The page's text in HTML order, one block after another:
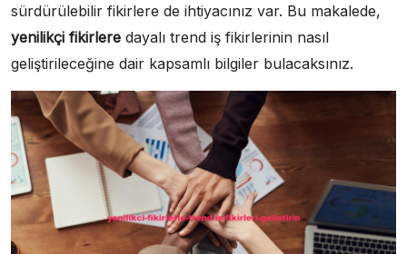
sürdürülebilir fikirlere de ihtiyacınız var. Bu makalede,
yenilikçi fikirlere dayalı trend iş fikirlerinin nasıl
geliştirileceğine dair kapsamlı bilgiler bulacaksınız.